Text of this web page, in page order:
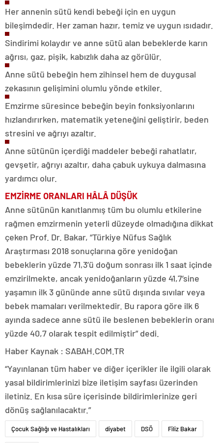
Her annenin sütü kendi bebeği için en uygun
bileşimdedir. Her zaman hazır, temiz ve uygun ısıdadır.
Sindirimi kolaydır ve anne sütü alan bebeklerde karın
ağrısı, gaz, pişik, kabızlık daha az görülür.
Anne sütü bebeğin hem zihinsel hem de duygusal
zekasının gelişimini olumlu yönde etkiler.
Emzirme süresince bebeğin beyin fonksiyonlarını
hızlandırırken, matematik yeteneğini geliştirir, beden
stresini ve ağrıyı azaltır.
Anne sütünün içerdiği maddeler bebeği rahatlatır,
gevşetir, ağrıyı azaltır, daha çabuk uykuya dalmasına
yardımcı olur.
EMZİRME ORANLARI HÂLÂ DÜŞÜK
Anne sütünün kanıtlanmış tüm bu olumlu etkilerine
rağmen emzirmenin yeterli düzeyde olmadığına dikkat
çeken Prof. Dr. Bakar, “Türkiye Nüfus Sağlık
Araştırması 2018 sonuçlarına göre yenidoğan
bebeklerin yüzde 71,3’ü doğum sonrası ilk 1 saat içinde
emzirilmekte, ancak yenidoğanların yüzde 41,7’sine
yaşamın ilk 3 gününde anne sütü dışında sıvılar veya
bebek mamaları verilmektedir. Bu rapora göre ilk 6
ayında sadece anne sütü ile beslenen bebeklerin oranı
yüzde 40,7 olarak tespit edilmiştir” dedi.
Haber Kaynak : SABAH.COM.TR
“Yayınlanan tüm haber ve diğer içerikler ile ilgili olarak
yasal bildirimlerinizi bize iletişim sayfası üzerinden
iletiniz. En kısa süre içerisinde bildirimlerinize geri
dönüş sağlanılacaktır.”
Çocuk Sağlığı ve Hastalıkları diyabet DSÖ Filiz Bakar